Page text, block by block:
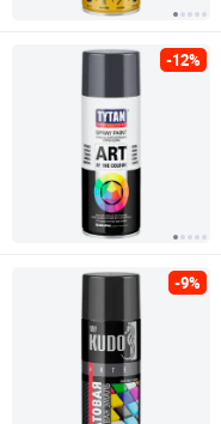
-12%
-9%